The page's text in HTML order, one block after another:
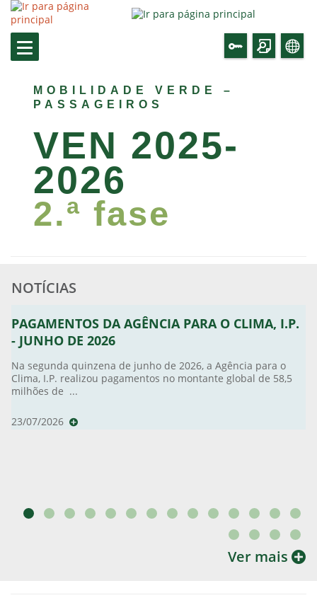
MOBILIDADE VERDE –
PASSAGEIROS
VEN 2025-
2026
2.ª fase
NOTÍCIAS
PAGAMENTOS DA AGÊNCIA PARA O CLIMA, I.P.
- JUNHO DE 2026
Na segunda quinzena de junho de 2026, a Agência para o
Clima, I.P. realizou pagamentos no montante global de 58,5
milhões de ...
23/07/2026
Ver mais